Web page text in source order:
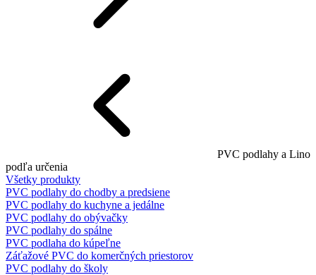
PVC podlahy a Lino
podľa určenia
Všetky produkty
PVC podlahy do chodby a predsiene
PVC podlahy do kuchyne a jedálne
PVC podlahy do obývačky
PVC podlahy do spálne
PVC podlaha do kúpeľne
Záťažové PVC do komerčných priestorov
PVC podlahy do školy